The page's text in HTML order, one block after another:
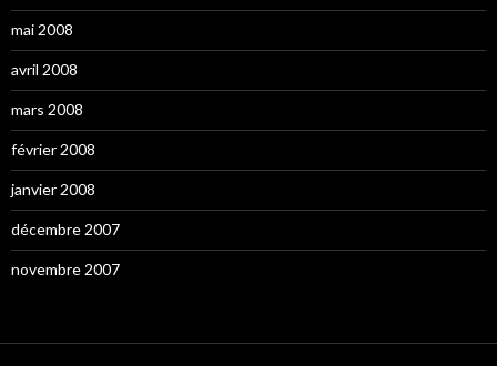
mai 2008
avril 2008
mars 2008
février 2008
janvier 2008
décembre 2007
novembre 2007